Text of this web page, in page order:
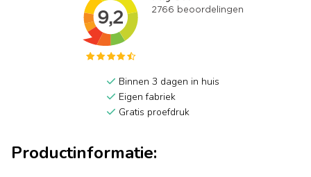
Binnen 3 dagen in huis
Eigen fabriek
Gratis proefdruk
Productinformatie: